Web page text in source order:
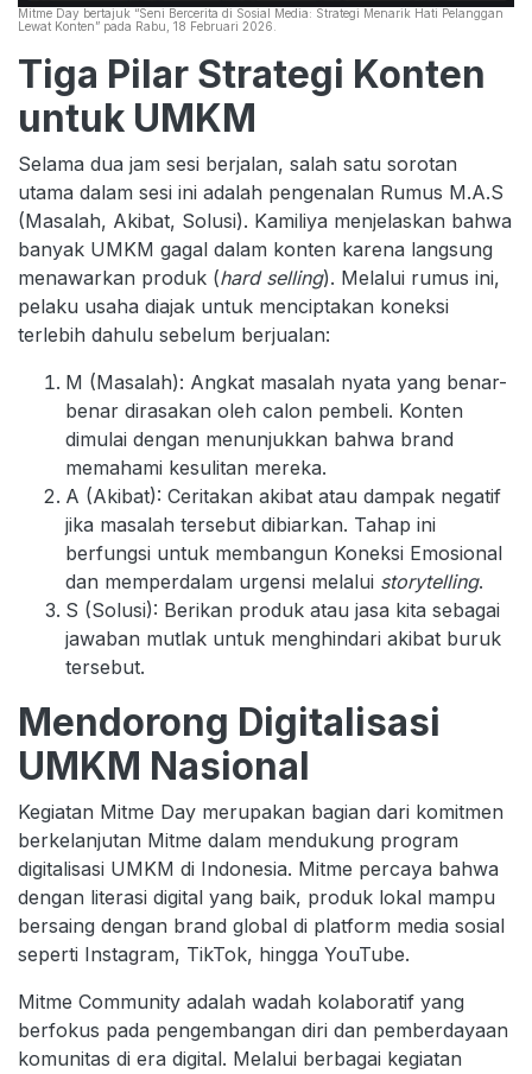
Mitme Day bertajuk “Seni Bercerita di Sosial Media: Strategi Menarik Hati Pelanggan
Lewat Konten” pada Rabu, 18 Februari 2026.
Tiga Pilar Strategi Konten
untuk UMKM
Selama dua jam sesi berjalan, salah satu sorotan
utama dalam sesi ini adalah pengenalan Rumus M.A.S
(Masalah, Akibat, Solusi). Kamiliya menjelaskan bahwa
banyak UMKM gagal dalam konten karena langsung
menawarkan produk (hard selling). Melalui rumus ini,
pelaku usaha diajak untuk menciptakan koneksi
terlebih dahulu sebelum berjualan:
M (Masalah): Angkat masalah nyata yang benar-
benar dirasakan oleh calon pembeli. Konten
dimulai dengan menunjukkan bahwa brand
memahami kesulitan mereka.
A (Akibat): Ceritakan akibat atau dampak negatif
jika masalah tersebut dibiarkan. Tahap ini
berfungsi untuk membangun Koneksi Emosional
dan memperdalam urgensi melalui storytelling.
S (Solusi): Berikan produk atau jasa kita sebagai
jawaban mutlak untuk menghindari akibat buruk
tersebut.
Mendorong Digitalisasi
UMKM Nasional
Kegiatan Mitme Day merupakan bagian dari komitmen
berkelanjutan Mitme dalam mendukung program
digitalisasi UMKM di Indonesia. Mitme percaya bahwa
dengan literasi digital yang baik, produk lokal mampu
bersaing dengan brand global di platform media sosial
seperti Instagram, TikTok, hingga YouTube.
Mitme Community adalah wadah kolaboratif yang
berfokus pada pengembangan diri dan pemberdayaan
komunitas di era digital. Melalui berbagai kegiatan